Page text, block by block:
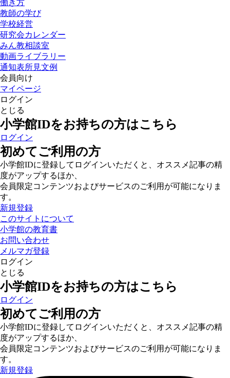
働き方
教師の学び
学校経営
研究会カレンダー
みん教相談室
動画ライブラリー
通知表所見文例
会員向け
マイページ
ログイン
とじる
小学館IDをお持ちの方はこちら
ログイン
初めてご利用の方
小学館IDに登録してログインいただくと、オススメ記事の精
度がアップするほか、
会員限定コンテンツおよびサービスのご利用が可能になりま
す。
新規登録
このサイトについて
小学館の教育書
お問い合わせ
メルマガ登録
ログイン
とじる
小学館IDをお持ちの方はこちら
ログイン
初めてご利用の方
小学館IDに登録してログインいただくと、オススメ記事の精
度がアップするほか、
会員限定コンテンツおよびサービスのご利用が可能になりま
す。
新規登録